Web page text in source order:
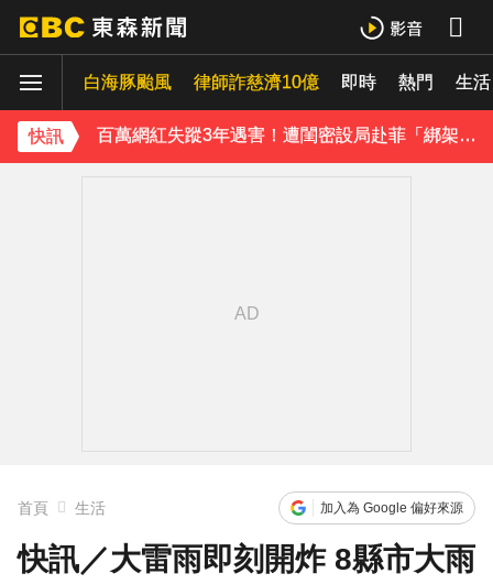
白海豚颱風 律師詐慈濟10億 即時 熱門 生活
快訊
庹宗康資產全給老婆！「名下只剩1台車」結婚15年保鮮秘訣曝
百萬網紅失蹤3年遇害！遭閨密設局赴菲「綁架撕票」千萬贖金救不回
首頁 生活 加入為 Google 偏好來源
快訊／大雷雨即刻開炸 8縣市大雨